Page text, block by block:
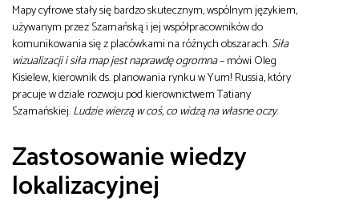
Mapy cyfrowe stały się bardzo skutecznym, wspólnym językiem,
używanym przez Szamańską i jej współpracowników do
komunikowania się z placówkami na różnych obszarach.Siła
wizualizacji i siła map jest naprawdę ogromna– mówi Oleg
Kisielew, kierownik ds. planowania rynku w Yum! Russia, który
pracuje w dziale rozwoju pod kierownictwem Tatiany
Szamańskiej.Ludzie wierzą w coś, co widzą na własne oczy.
Zastosowanie wiedzy
lokalizacyjnej